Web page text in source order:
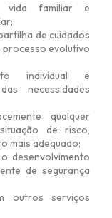
vida familiar e
de cuidados
evolutivo
individual e
necessidades
qualquer
de risco,
mais adequado;
desenvolvimento
de segurança
outros serviços